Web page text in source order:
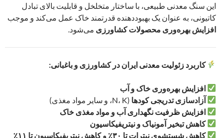
این سنگ معدنی طبیعی، با ساختار متخلخل و قابلیت بالای تبادل
کاتیونی، به عنوان یک بهبوددهنده قدرتمند خاک عمل می‌کند و موجب
افزایش بهره‌وری محصولات کشاورزی می‌شود.
کاربرد زئولیت معدنی ایران در کشاورزی و باغبانی:
افزایش بهره‌وری خاک و آب
آزادسازی تدریجی کودها (N، K، و سایر مواد مغذی)
افزایش ظرفیت نگهداری آب و مواد مغذی خاک
کاهش تبخیر آمونیاک و نیتریفیکاسیون
کاهش شستشوی نیترات تا ۳۰٪ و کاهش نیتریفیکاسیون تا ۱۱٪